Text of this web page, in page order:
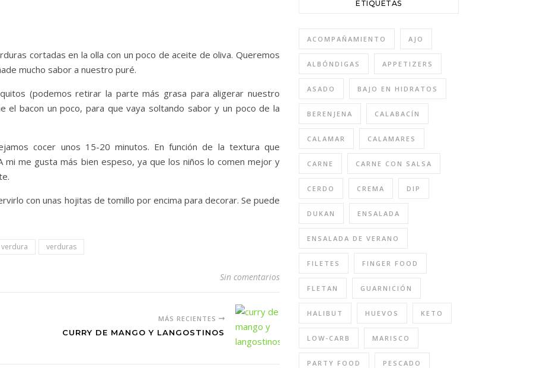
cortadas en la olla con un poco de aceite de oliva. Queremos
mucho sabor a nuestro puré.
(podemos retirar la parte más grasa para aligerar nuestro
el bacon un poco, para que vaya soltando sabor y un poco de la
cocer unos 15-20 minutos. En función de la textura que
mi me gusta más bien espeso, ya que los niños lo comen mejor y
con unas hojitas de tomillo por encima para decorar. Se puede
verdura verduras
Sin comentarios
MÁS RECIENTES
CURRY DE MANGO Y LANGOSTINOS
ETIQUETAS
ACOMPAÑAMIENTO AJO
ALBÓNDIGAS APPETIZERS
ASADO BAJO EN HIDRATOS
BERENJENA CALABACÍN
CALAMAR CALAMARES
CARNE CARNE CON SALSA
CERDO CREMA DIP
DUKAN ENSALADA
ENSALADA DE VERANO
FILETES FINGER FOOD
FLETAN GUARNICIÓN
HALIBUT HUEVOS KETO
LOW-CARB MARISCO
PARTY FOOD PESCADO